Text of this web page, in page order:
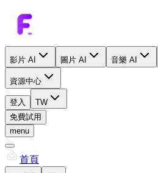
影片 AI 圖片 AI 音樂 AI
資源中心
登入
TW
免費試用
menu
首頁